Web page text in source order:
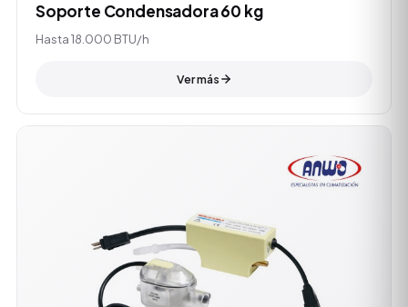
Soporte Condensadora 60 kg
Hasta 18.000 BTU/h
Ver más